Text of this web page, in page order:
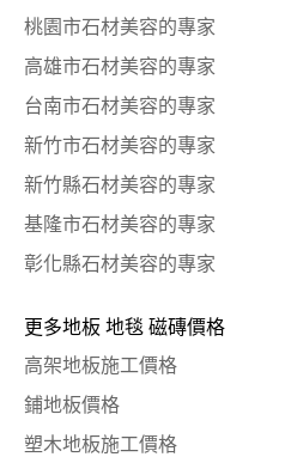
桃園市石材美容的專家
高雄市石材美容的專家
台南市石材美容的專家
新竹市石材美容的專家
新竹縣石材美容的專家
基隆市石材美容的專家
彰化縣石材美容的專家
更多地板 地毯 磁磚價格
高架地板施工價格
鋪地板價格
塑木地板施工價格